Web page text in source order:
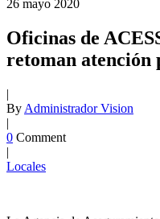
26 mayo 2020
Oficinas de
retoman atención
|
By Administrador Vision
|
0 Comment
|
Locales